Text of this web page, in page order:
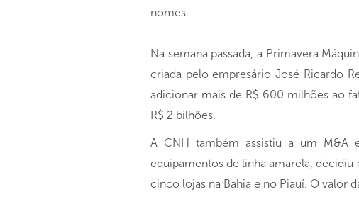
nomes.
Na semana passada, a Primavera
criada pelo empresário José Ricardo
adicionar mais de R$ 600 milhões ao
R$ 2 bilhões.
A CNH também assistiu a um M&A
equipamentos de linha amarela,
cinco lojas na Bahia e no Piauí. O valor